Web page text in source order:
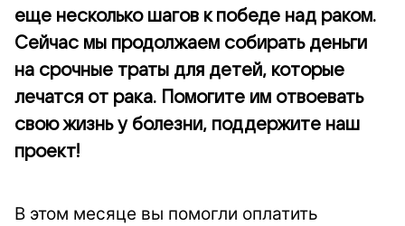
еще несколько шагов к победе над раком.
Сейчас мы продолжаем собирать деньги
на срочные траты для детей, которые
лечатся от рака. Помогите им отвоевать
свою жизнь у болезни, поддержите наш
проект!
В этом месяце вы помогли оплатить